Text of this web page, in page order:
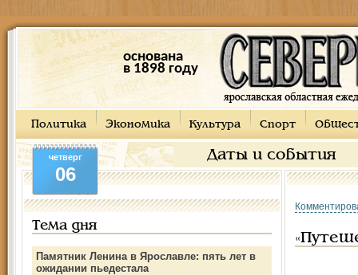
основана
в 1898 году
Политика Экономика Культура Спорт
Даты и события
четверг
06
Тема дня
Памятник Ленина в Ярославле: пять лет в
ожидании пьедестала